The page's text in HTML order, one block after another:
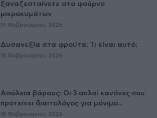
ξαναζεσταίνετε στο φούρνο
μικροκυμάτων
19 Φεβρουαρίου 2026
Δυσανεξία στα φρούτα; Τι είναι αυτό;
18 Φεβρουαρίου 2026
Απώλεια βάρους: Οι 3 απλοί κανόνες που
προτείνει διαιτολόγος για μόνιμο...
18 Φεβρουαρίου 2026